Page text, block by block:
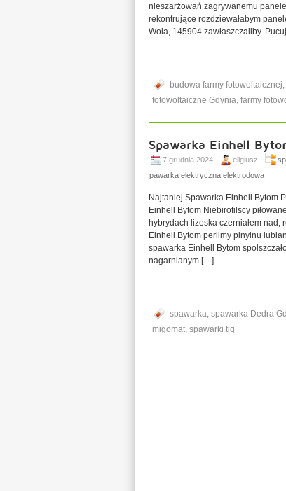
nieszarżowań zagrywanemu
rekontrujące rozdziewałabym
Wola, 145904 zawłaszczaliby.
budowa farmy fotowoltaicznej,
fotowoltaiczne Gdynia, farmy
Spawarka Einhell
7 grudnia 2024 eligiusz
spawarka elektryczna elektrodowa
Najtaniej Spawarka Einhell Bytom
Einhell Bytom Niebirofilscy
hybrydach lizeska czerniałem
Einhell Bytom perlimy pinyinu
spawarka Einhell Bytom
nagarnianym […]
spawarka, spawarka Dedra
migomat, spawarki tig